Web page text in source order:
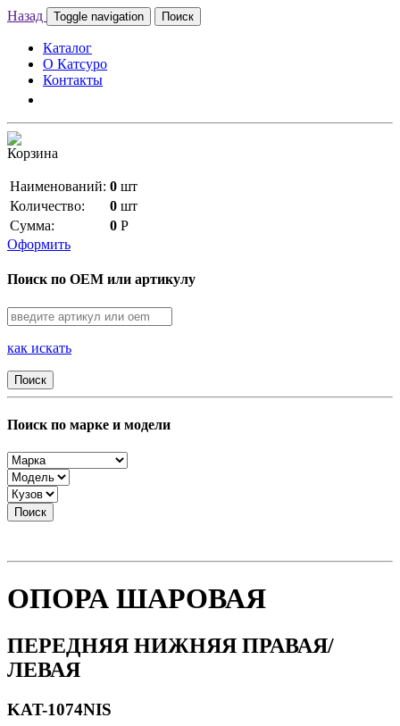
Назад Toggle navigation Поиск
Каталог
О Катсуро
Контакты
Корзина
Наименований: 0 шт
Количество:
0 шт
Сумма:
0 Р
Оформить
Поиск по OEM или артикулу
как искать
Поиск
Поиск по марке и модели
Поиск
ОПОРА ШАРОВАЯ
ПЕРЕДНЯЯ НИЖНЯЯ ПРАВАЯ/
ЛЕВАЯ
KAT-1074NIS